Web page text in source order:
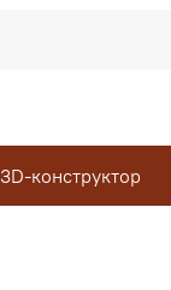
3D-конструктор